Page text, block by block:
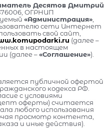
Десятов Дмитрий
ОГРНИП
«Администрация»
сети Интернет
свой сайт,
(далее –
в настоящем
(далее –«Соглашение»).
публичной офертой
кодекса РФ.
с условиями
оферты) считается
любого использования
просмотр контента,
и иные действия).